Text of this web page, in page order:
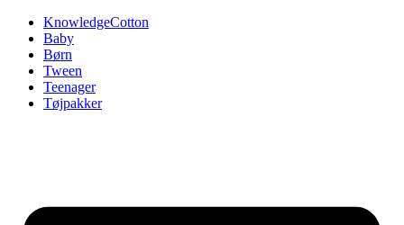
Videre
indhold
KnowledgeCotton
Baby
Børn
Tween
Teenager
Tøjpakker